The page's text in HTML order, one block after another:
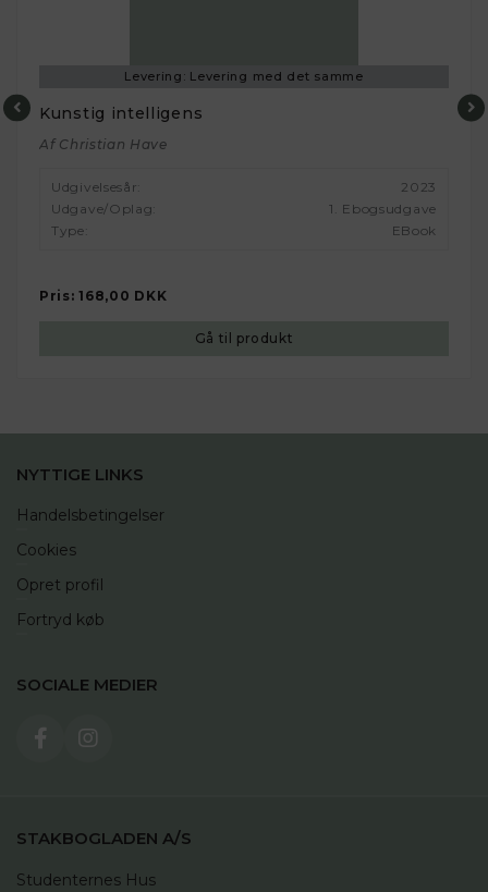
Levering: Levering med det samme
Kunstig intelligens
Af Christian Have
Udgivelsesår:
2023
Udgave/oplag:
1. Ebogsudgave
Type:
EBook
Pris: 168,00 DKK
Gå til produkt
NYTTIGE LINKS
Handelsbetingelser
Cookies
Opret profil
Fortryd køb
SOCIALE MEDIER
STAKBOGLADEN A/S
Studenternes Hus